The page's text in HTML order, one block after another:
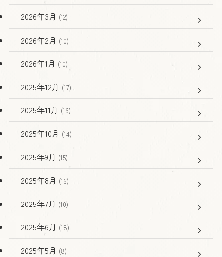
2026年3月 (12)
2026年2月 (10)
2026年1月 (10)
2025年12月 (17)
2025年11月 (16)
2025年10月 (14)
2025年9月 (15)
2025年8月 (16)
2025年7月 (10)
2025年6月 (18)
2025年5月 (8)